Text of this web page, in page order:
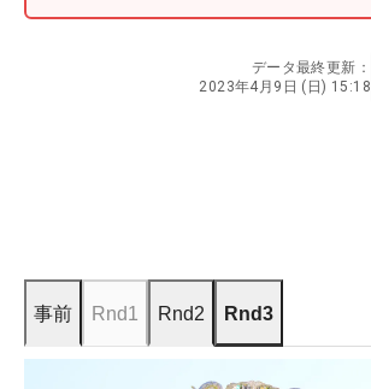
データ最終更新：
2023年4月9日 (日) 15:18
事前 Rnd1 Rnd2 Rnd3